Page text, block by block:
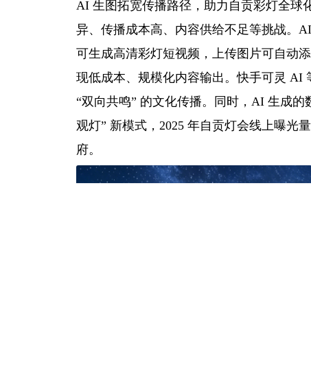
AI 生图拓宽传播路径，助力自贡彩灯全球
异、传播成本高、内容供给不足等挑战。
可生成高清彩灯短视频，上传图片可自动
现低成本、规模化内容输出。快手可灵 AI
“双向共鸣” 的文化传播。同时，AI 生成
观灯” 新模式，2025 年自贡灯会线上曝光
府。